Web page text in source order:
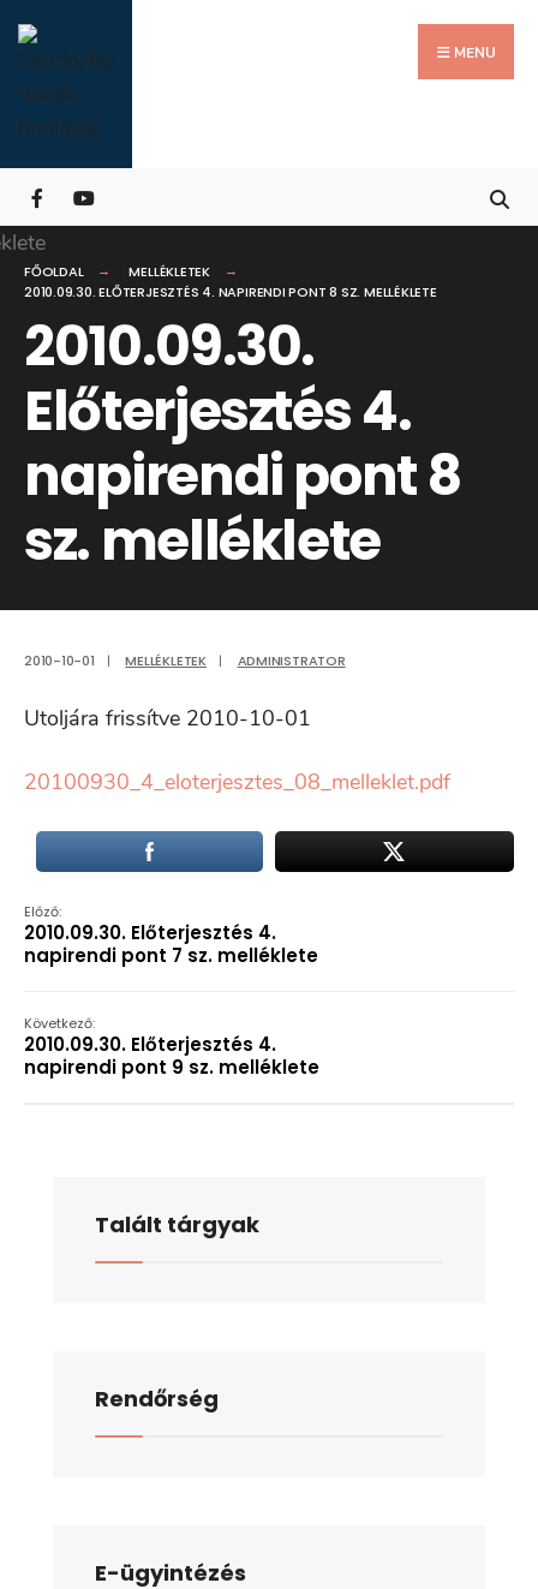
Skip
to
content
MENU
FŐOLDAL
MELLÉKLETEK
2010.09.30. ELŐTERJESZTÉS 4. NAPIRENDI PONT 8 SZ. MELLÉKLETE
2010.09.30.
Előterjesztés 4.
napirendi pont 8
sz. melléklete
2010-10-01 | MELLÉKLETEK | ADMINISTRATOR
Utoljára frissítve 2010-10-01
20100930_4_eloterjesztes_08_melleklet.pdf
Előző:
2010.09.30. Előterjesztés 4.
napirendi pont 7 sz. melléklete
Következő:
2010.09.30. Előterjesztés 4.
napirendi pont 9 sz. melléklete
Talált tárgyak
Rendőrség
E-ügyintézés
for:
Close